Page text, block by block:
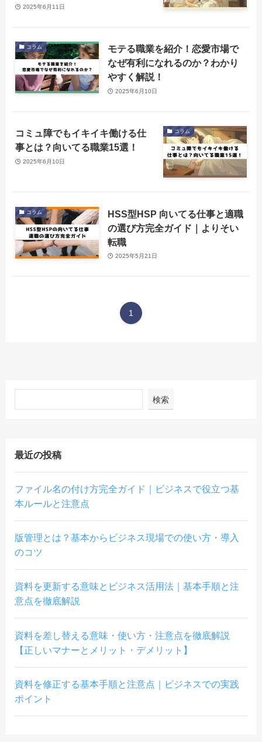
2025年6月11日
コラム
モテる職業を紹介！恋愛市場で
なぜ有利になれるのか？わかり
やすく解説！
2025年6月10日
コラム
コミュ障でもイキイキ働ける仕
事とは？向いてる職業15選！
2025年6月10日
コラム
HSS型HSP 向いてる仕事と適職
の選び方完全ガイド｜よりそい
転職
2025年5月21日
1
検索
最近の投稿
ファイル名の付け方完全ガイド｜ビジネスで役立つ基
本ルールと注意点
版管理とは？基本からビジネス現場での使い方・導入
のコツ
資料を更新する意味とビジネス活用法｜基本手順と注
意点を徹底解説
資料を差し替える意味・使い方・注意点を徹底解説
【正しいマナーとメリット・デメリット】
資料を修正する基本手順と注意点｜ビジネスでの実践
ポイント